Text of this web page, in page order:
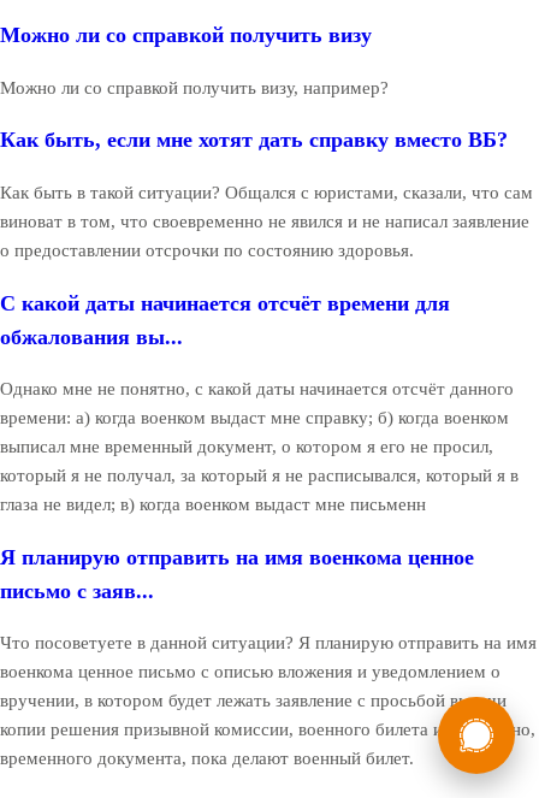
Можно ли со справкой получить визу
Можно ли со справкой получить визу, например?
Как быть, если мне хотят дать справку вместо ВБ?
Как быть в такой ситуации? Общался с юристами, сказали, что сам
виноват в том, что своевременно не явился и не написал заявление
о предоставлении отсрочки по состоянию здоровья.
С какой даты начинается отсчёт времени для
обжалования вы...
Однако мне не понятно, с какой даты начинается отсчёт данного
времени: а) когда военком выдаст мне справку; б) когда военком
выписал мне временный документ, о котором я его не просил,
который я не получал, за который я не расписывался, который я в
глаза не видел; в) когда военком выдаст мне письменн
Я планирую отправить на имя военкома ценное
письмо с заяв...
Что посоветуете в данной ситуации? Я планирую отправить на имя
военкома ценное письмо с описью вложения и уведомлением о
вручении, в котором будет лежать заявление с просьбой выдачи
копии решения призывной комиссии, военного билета и, возможно,
временного документа, пока делают военный билет.
Мы в России
консультация
8 (800) 775-35-89